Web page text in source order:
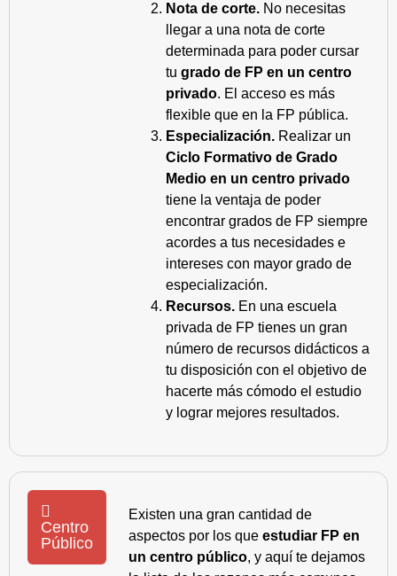
Nota de corte. No necesitas
llegar a una nota de corte
determinada para poder cursar
tu grado de FP en un centro
privado. El acceso es más
flexible que en la FP pública.
Especialización. Realizar un
Ciclo Formativo de Grado
Medio en un centro privado
tiene la ventaja de poder
encontrar grados de FP siempre
acordes a tus necesidades e
intereses con mayor grado de
especialización.
Recursos. En una escuela
privada de FP tienes un gran
número de recursos didácticos a
tu disposición con el objetivo de
hacerte más cómodo el estudio
y lograr mejores resultados.
Centro
Público
Existen una gran cantidad de
aspectos por los que estudiar FP en
un centro público, y aquí te dejamos